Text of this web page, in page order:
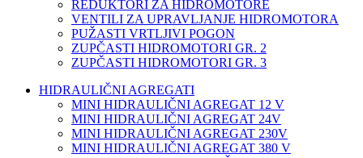
REDUKTORI ZA HIDROMOTORE
VENTILI ZA UPRAVLJANJE HIDROMOTORA
PUŽASTI VRTLJIVI POGON
ZUPČASTI HIDROMOTORI GR. 2
ZUPČASTI HIDROMOTORI GR. 3
HIDRAULIČNI AGREGATI
MINI HIDRAULIČNI AGREGAT 12 V
MINI HIDRAULIČNI AGREGAT 24V
MINI HIDRAULIČNI AGREGAT 230V
MINI HIDRAULIČNI AGREGAT 380 V